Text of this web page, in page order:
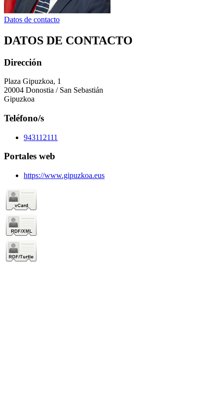
Datos de contacto
DATOS DE CONTACTO
Dirección
Plaza Gipuzkoa, 1
20004 Donostia / San Sebastián
Gipuzkoa
Teléfono/s
943112111
Portales web
https://www.gipuzkoa.eus